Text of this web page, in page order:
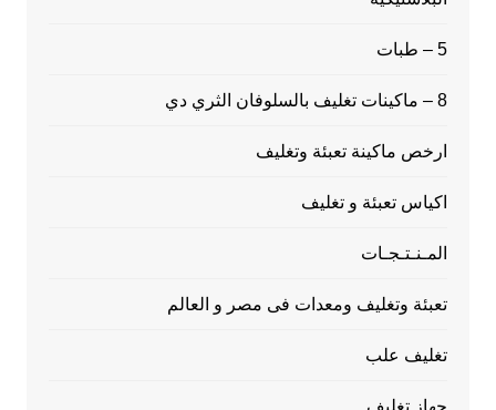
5 – طبات
8 – ماكينات تغليف بالسلوفان الثري دي
ارخص ماكينة تعبئة وتغليف
اكياس تعبئة و تغليف
المـنـتـجـات
تعبئة وتغليف ومعدات فى مصر و العالم
تغليف علب
جهاز تغليف